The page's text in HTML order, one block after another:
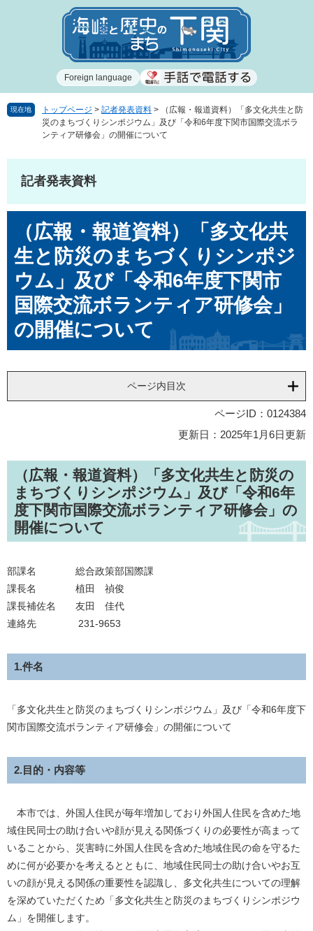
で
ば
Foreign language
現在地 トップページ > 記者発表資料 >
（広報・報道資料）「多文化共生と防
災のまちづくりシンポジウム」及び「令和6年度下関市国際交流ボラ
ンティア研修会」の開催について
記者発表資料
（広報・報道資料）「多文化共
生と防災のまちづくりシンポジ
ウム」及び「令和6年度下関市
国際交流ボランティア研修会」
の開催について
ページ内目次
ページID：0124384
更新日：2025年1月6日更新
（広報・報道資料）「多文化共生と防災の
まちづくりシンポジウム」及び「令和6年
度下関市国際交流ボランティア研修会」の
開催について
部課名 総合政策部国際課
課長名 植田 禎俊
課長補佐名 友田 佳代
連絡先 231-9653
1.件名
「多文化共生と防災のまちづくりシンポジウム」及び「令和6年度下
関市国際交流ボランティア研修会」の開催について
2.目的・内容等
本市では、外国人住民が毎年増加しており外国人住民を含めた地
域住民同士の助け合いや顔が見える関係づくりの必要性が高まって
いることから、災害時に外国人住民を含めた地域住民の命を守るた
めに何が必要かを考えるとともに、地域住民同士の助け合いやお互
いの顔が見える関係の重要性を認識し、多文化共生についての理解
を深めていただくため「多文化共生と防災のまちづくりシンポジウ
ム」を開催します。